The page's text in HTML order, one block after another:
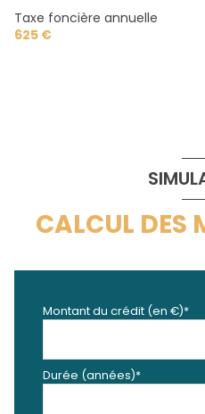
Taxe foncière annuelle
625 €
CALCUL DES
Montant du crédit (en €)*
Durée (années)*